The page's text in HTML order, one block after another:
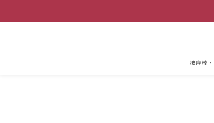
按摩棒